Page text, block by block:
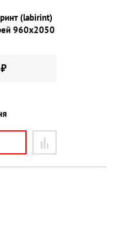
(labirint)
960х2050